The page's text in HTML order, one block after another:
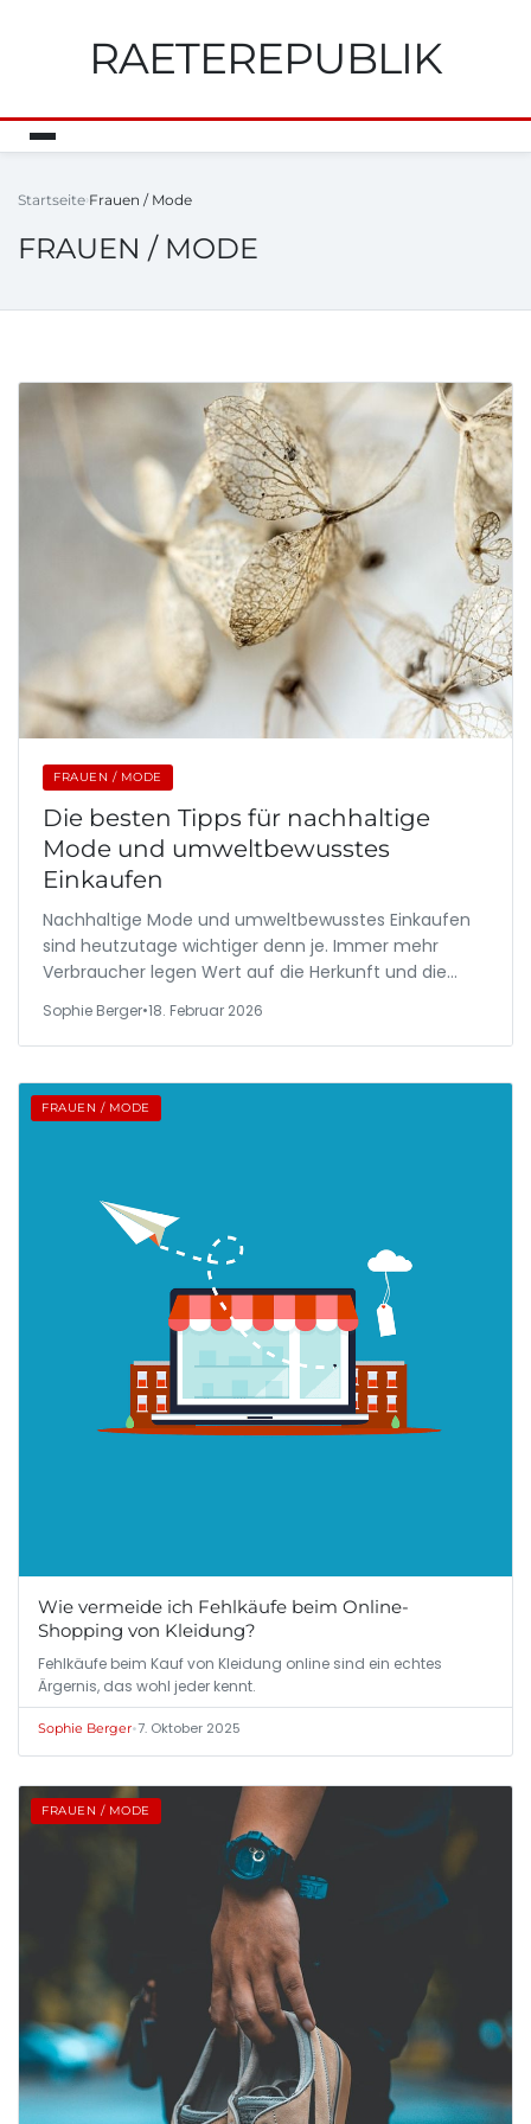
RAETEREPUBLIK
Startseite Frauen / Mode
FRAUEN / MODE
FRAUEN / MODE
Die besten Tipps für nachhaltige
Mode und umweltbewusstes
Einkaufen
Nachhaltige Mode und umweltbewusstes Einkaufen
sind heutzutage wichtiger denn je. Immer mehr
Verbraucher legen Wert auf die Herkunft und die…
Sophie Berger•18. Februar 2026
FRAUEN / MODE
Wie vermeide ich Fehlkäufe beim Online-
Shopping von Kleidung?
Fehlkäufe beim Kauf von Kleidung online sind ein echtes
Ärgernis, das wohl jeder kennt.
Sophie Berger•7. Oktober 2025
FRAUEN / MODE